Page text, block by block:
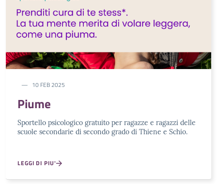
10 FEB 2025
Piume
Sportello psicologico gratuito per ragazze e ragazzi delle
scuole secondarie di secondo grado di Thiene e Schio.
LEGGI DI PIU'